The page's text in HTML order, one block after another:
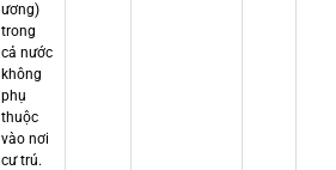
ương)
trong
cả nước
không
phụ
thuộc
vào nơi
cư trú.